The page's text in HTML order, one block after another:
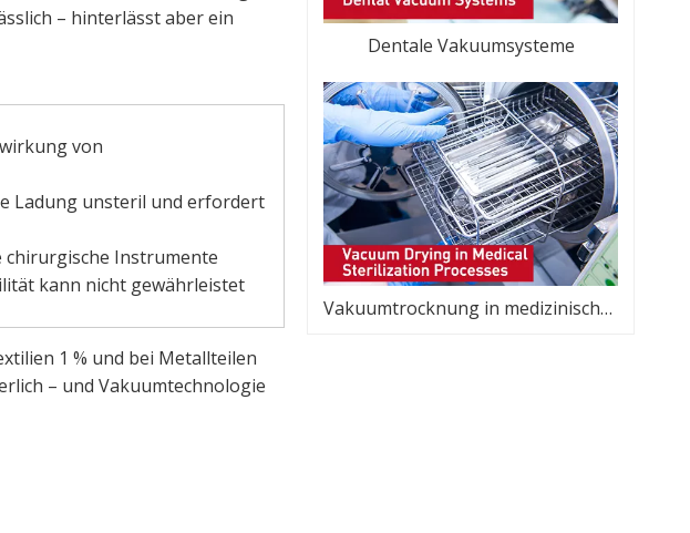
– hinterlässt aber ein
von
Ladung unsteril und erfordert
chirurgische Instrumente
kann nicht gewährleistet
1 % und bei Metallteilen
– und Vakuumtechnologie
Dentale Vakuumsysteme
Vakuumtrocknung in medizinischen Sterilisationsprozessen